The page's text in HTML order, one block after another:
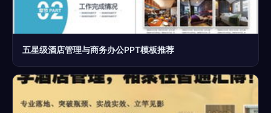
五星级酒店管理与商务办公PPT模板推荐